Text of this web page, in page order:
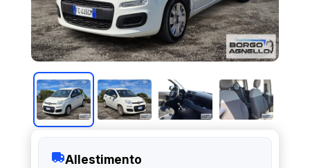
Allestimento